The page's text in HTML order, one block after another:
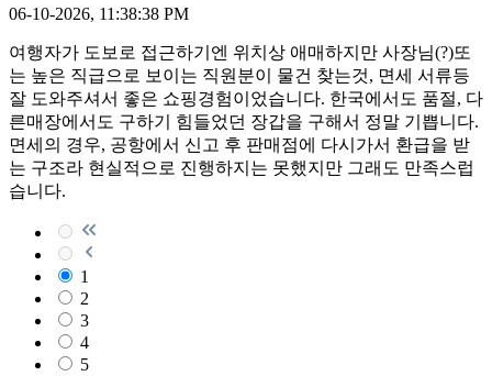
06-10-2026, 11:38:38 PM
여행자가 도보로 접근하기엔 위치상 애매하지만 사장님(?)또
는 높은 직급으로 보이는 직원분이 물건 찾는것, 면세 서류등
잘 도와주셔서 좋은 쇼핑경험이었습니다. 한국에서도 품절, 다
른매장에서도 구하기 힘들었던 장갑을 구해서 정말 기쁩니다.
면세의 경우, 공항에서 신고 후 판매점에 다시가서 환급을 받
는 구조라 현실적으로 진행하지는 못했지만 그래도 만족스럽
습니다.
1
2
3
4
5